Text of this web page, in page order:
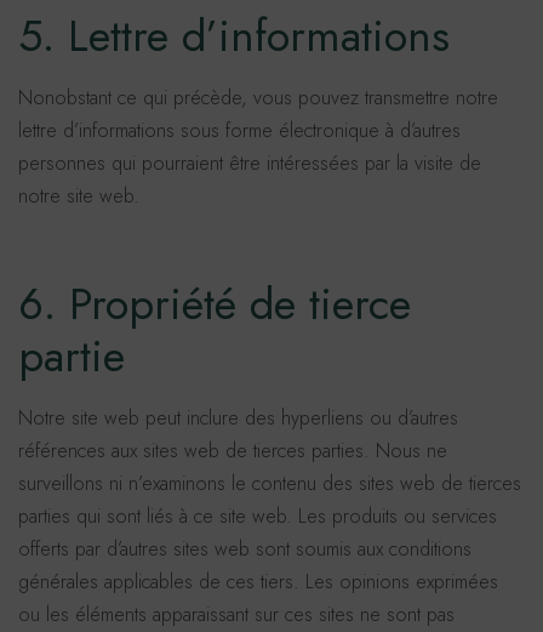
5. Lettre d’informations
Nonobstant ce qui précède, vous pouvez transmettre notre
lettre d’informations sous forme électronique à d’autres
personnes qui pourraient être intéressées par la visite de
notre site web.
6. Propriété de tierce
partie
Notre site web peut inclure des hyperliens ou d’autres
références aux sites web de tierces parties. Nous ne
surveillons ni n’examinons le contenu des sites web de tierces
parties qui sont liés à ce site web. Les produits ou services
offerts par d’autres sites web sont soumis aux conditions
générales applicables de ces tiers. Les opinions exprimées
ou les éléments apparaissant sur ces sites ne sont pas